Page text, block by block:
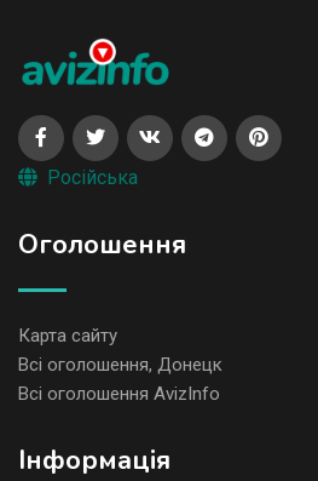
Російська
Оголошення
Карта сайту
Всі оголошення, Донецк
Всі оголошення AvizInfo
Iнформація